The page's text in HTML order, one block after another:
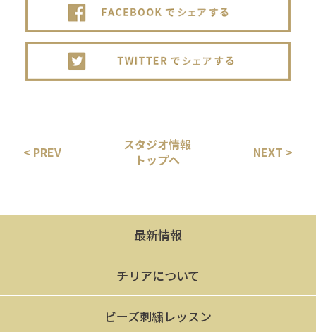
< PREV
スタジオ情報
トップへ
NEXT >
最新情報
チリアについて
ビーズ刺繍レッスン